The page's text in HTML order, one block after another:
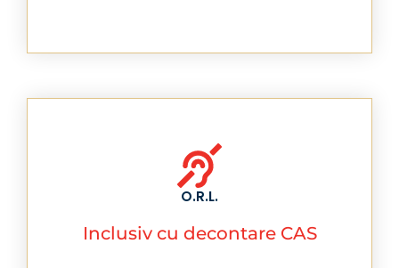
O.R.L.
Inclusiv cu decontare CAS